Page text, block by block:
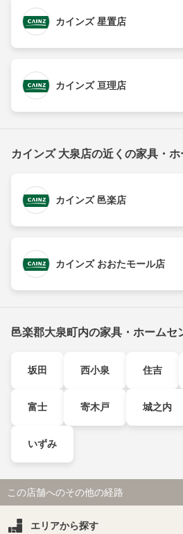
カインズ 星置店
カインズ 亘理店
カインズ 大泉店の近くの家具・
カインズ 邑楽店
カインズ おおたモール店
邑楽郡大泉町内の家具・ホームセ
坂田 西小泉 住吉
富士 寄木戸 城之内
いずみ
この店舗へのその他の経路
エリアから探す